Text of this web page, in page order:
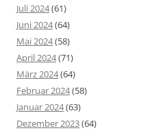
Juli 2024(61)
Juni 2024(64)
Mai 2024(58)
April 2024(71)
März 2024(64)
Februar 2024(58)
Januar 2024(63)
Dezember 2023(64)